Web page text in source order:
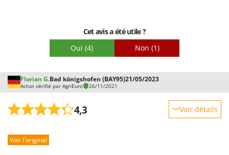
Cet avis a été utile ?
Oui (4) Non (1)
Florian G.Bad königshofen (BAY95)21/05/2023
Achat vérifié par AgriEuro 26/11/2021
4,3 Voir détails
Prestations
Voir l'original